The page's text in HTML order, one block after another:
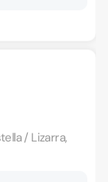
/ Lizarra,